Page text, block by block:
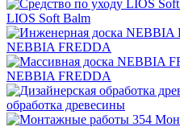
LIOS Soft Balm
NEBBIA FREDDA
NEBBIA FREDDA
обработка древесины